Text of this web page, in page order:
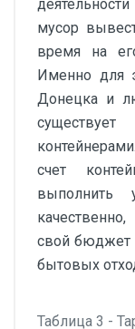
мусор
время на
Именно для
Донецка и
счет
свой бюджет
бытовых
Таблица 3 -